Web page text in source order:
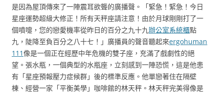
是因為屋頂傳來了一陣震耳欲聾的廣播聲。「緊急！緊急！今日
星座運勢超級大修正！所有天秤座請注意！由於月球剛剛打了一
個噴嚏，您的戀愛機率從昨日的百分之九十九辦公室系統櫃點
九，陡降至負百分之八十七！」廣播員的聲音聽起來ergohuman
111像是一個正在經歷中年危機的雙子座，充滿了戲劇性的絕
望。張水瓶，一個典型的水瓶座，立刻感到一陣恐慌，這是他患
有「星座預報壓力症候群」後的標準反應。他單戀著住在隔壁
棟、經營一家「平衡美學」咖啡館的林天秤。林天秤完美得像是